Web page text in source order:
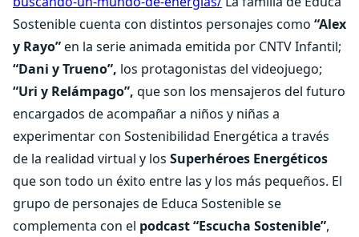
Sostenible cuenta con distintos personajes como “Alex
y Rayo”en la serie animada emitida por CNTV Infantil;
“Dani y Trueno”, los protagonistas del videojuego;
“Uri y Relámpago”, que son los mensajeros del futuro
encargados de acompañar a niños y niñas a
experimentar con Sostenibilidad Energética a través
de la realidad virtual y los Superhéroes Energéticos
que son todo un éxito entre las y los más pequeños. El
grupo de personajes de Educa Sostenible se
complementa con el podcast “Escucha Sostenible”,